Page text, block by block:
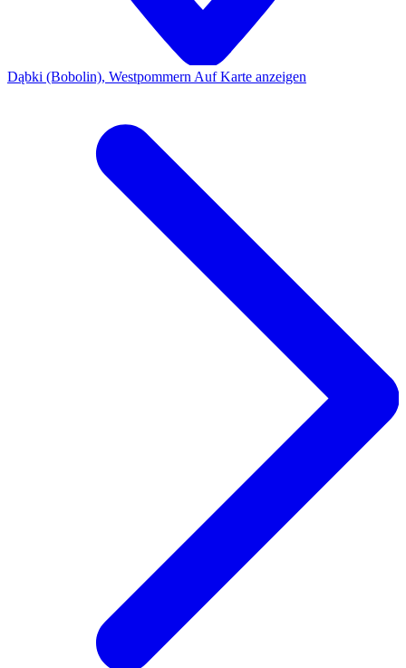
Dąbki (Bobolin), Westpommern Auf Karte anzeigen